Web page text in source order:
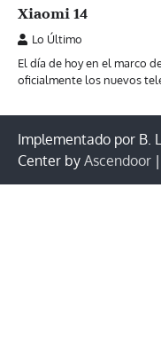
Xiaomi 14
Lo Último
El día de hoy en el marco
oficialmente los nuevos
Implementado por B.
Center by Ascendoor